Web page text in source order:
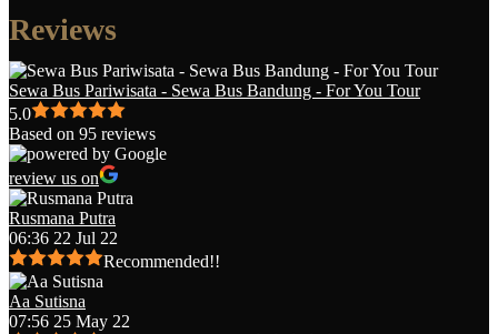
Reviews
Sewa Bus Pariwisata - Sewa Bus Bandung - For You Tour
5.0
Based on 95 reviews
review us on
Rusmana Putra
06:36 22 Jul 22
Recommended!!
Aa Sutisna
07:56 25 May 22